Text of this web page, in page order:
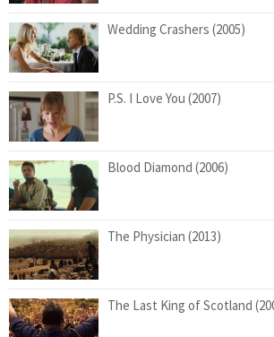
Wedding Crashers (2005)
P.S. I Love You (2007)
Blood Diamond (2006)
The Physician (2013)
The Last King of Scotland